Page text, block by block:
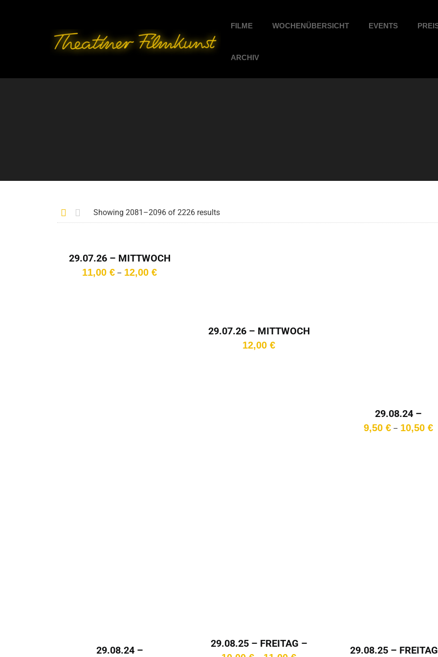
FILME WOCHENÜBERSICHT EVENTS
ARCHIV
Showing 2081–2096 of 2226 results
29.07.26 – MITTWOCH
– 18:15 Uhr
11,00 € – 12,00 €Preisspanne:
29.07.26 – MITTWOCH
– 20:15 Uhr
12,00 €
29.08.24 –
DONNERSTAG –
Uhr
9,50 € – 10,50 €
29.08.24 –
29.08.25 – FREITAG –
15:45 Uhr
29.08.25 –